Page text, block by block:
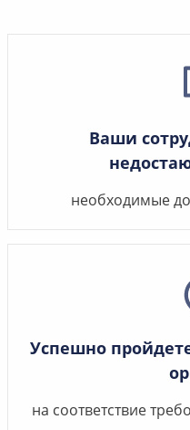
Ваши
необходимые
Успешно
на соответствие